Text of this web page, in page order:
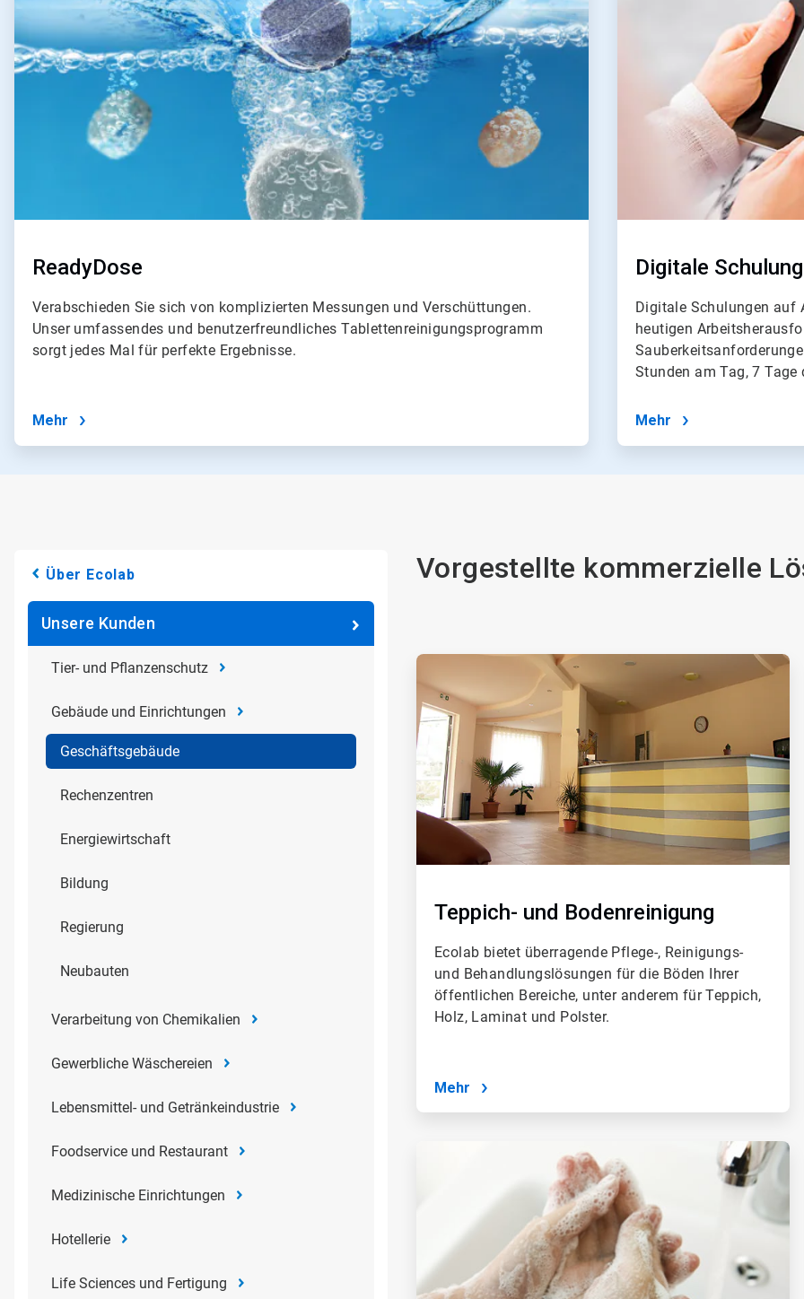
ReadyDose
Verabschieden Sie sich von komplizierten Messungen und Verschüttungen.
Unser umfassendes und benutzerfreundliches Tablettenreinigungsprogramm
sorgt jedes Mal für perfekte Ergebnisse.
Mehr
Digitale
Digitale Schulungen auf
heutigen
Stunden am Tag, 7
Mehr
Über Ecolab
Unsere Kunden
Tier- und Pflanzenschutz
Gebäude und Einrichtungen
Geschäftsgebäude
Rechenzentren
Energiewirtschaft
Bildung
Regierung
Neubauten
Verarbeitung von Chemikalien
Gewerbliche Wäschereien
Lebensmittel- und Getränkeindustrie
Foodservice und Restaurant
Medizinische Einrichtungen
Hotellerie
Life Sciences und Fertigung
Vorgestellte kommerzielle
ArticleTile
4
Teppich- und Bodenreinigung
Ecolab bietet überragende Pflege-, Reinigungs-
und Behandlungslösungen für die Böden Ihrer
öffentlichen Bereiche, unter anderem für Teppich,
Holz, Laminat und Polster.
Mehr